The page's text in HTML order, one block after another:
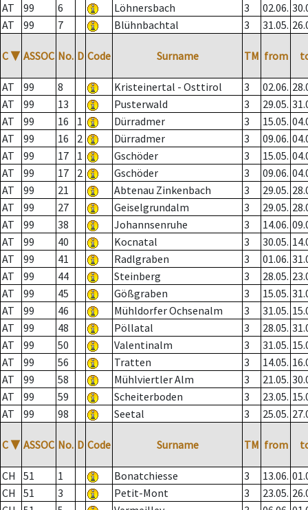
AT
99 6 Löhnersbach 3 02.06.
AT
99 7 Blühnbachtal 3 31.05.
C ▼ ASSOC No. D Code Surname TM from
AT 99 8 Kristeinertal - Osttirol 3 02.06.
AT
99 13 Pusterwald 3 29.05.
AT
99 16 1 Dürradmer 3 15.05.
AT
99 16 2 Dürradmer 3 09.06.
AT
99 17 1 Gschöder 3 15.05.
AT
99 17 2 Gschöder 3 09.06.
AT
99 21 Abtenau Zinkenbach 3 29.05.
AT
99 27 Geiselgrundalm 3 29.05.
AT
99 38 Johannsenruhe 3 14.06.
AT
99 40 Kocnatal 3 30.05.
AT
99 41 Radlgraben 3 01.06.
AT
99 44 Steinberg 3 28.05.
AT
99 45 Gößgraben 3 15.05.
AT
99 46 Mühldorfer Ochsenalm 3 31.05.
AT
99 48 Pöllatal 3 28.05.
AT
99 50 Valentinalm 3 31.05.
AT
99 56 Tratten 3 14.05.
AT
99 58 Mühlviertler Alm 3 21.05.
AT
99 59 Scheiterboden 3 23.05.
AT
99 98 Seetal 3 25.05.
C ▼ ASSOC No. D Code Surname TM from
CH 51 1 Bonatchiesse 3 13.06.
CH
51 3 Petit-Mont 3 23.05.